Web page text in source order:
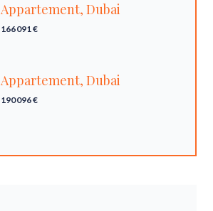
Appartement, Dubai
166 091 €
Appartement, Dubai
190 096 €